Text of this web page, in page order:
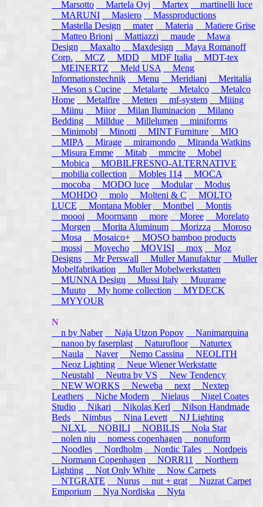
Marsotto
Martela Oyj Martex
martinelli luce
MARUNI
Masiero
Massproductions
Mastella Design
mater Materia
Matiere Grise
Matteo Brioni
Mattiazzi maude
Mawa
Design
Maxalto Maxdesign
Maya Romanoff
Corp.
MCZ MDD MDF Italia
MDT-tex
MEINERTZ
Meld USA
Meng
Informationstechnik
Menu Meridiani
Meritalia
Meson s Cucine
Metalarte Metalco
Metalco
Home Metalfire Metten mf-system
Miiing
Miinu
Miior Milan Iluminacion
Milano
Bedding
Milldue Millelumen
miniforms
Minimobl Minotti MINT Furniture
MIO
MIPA
Mirage miramondo
Miranda Watkins
Misura Emme
Mitab mmcite
Mobel
Mobica
MOBILFRESNO-ALTERNATIVE
mobilia collection
Mobles 114
MOCA
mocoba
MODO luce Modular
Modus
MOHDO
molo Molteni & C
MOLTO
LUCE
Montana Mobler Montbel
Montis
moooi
Moormann more Moree
Morelato
Morgen
Morita Aluminum Morizza
Moroso
Mosa
Mosaico+
MOSO bamboo products
mossi
Movecho MOVISI mox
Moz
Designs
Mr Perswall Muller Manufaktur
Muller
Mobelfabrikation
Muller Mobelwerkstatten
MUNNA Design
Mussi Italy
Muurame
Muuto My home collection
MYDECK
MYYOUR
N
n by Naber
Naja Utzon Popov
Nanimarquina
nanoo by faserplast
Naturofloor
Naturtex
Naula
Naver Nemo Cassina
NEOLITH
Neoz Lighting
Neue Wiener Werkstatte
Neustahl
Neutra by VS
New Tendency
NEW WORKS
Neweba next
Nextep
Leathers
Niche Modern Nielaus
Nigel Coates
Studio
Nikari Nikolas Kerl
Nilson Handmade
Beds
Nimbus Nina Levett
NJ Lighting
NLXL
NOBILI NOBILIS
Nola Star
nolen niu
nomess copenhagen
nonuform
Noodles
Nordholm Nordic Tales
Nordpeis
Normann Copenhagen
NORR11
Northern
Lighting
Not Only White
Now Carpets
NTGRATE
Nurus nut + grat
Nuzrat Carpet
Emporium
Nya Nordiska Nyta